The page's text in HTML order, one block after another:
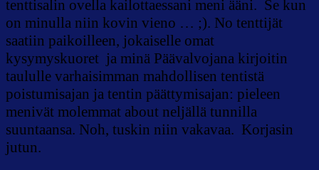
tenttisalin ovella kailottaessani meni ääni. Se kun
on minulla niin kovin vieno … ;). No tenttijät
saatiin paikoilleen, jokaiselle omat
kysymyskuoret ja minä Päävalvojana kirjoitin
taululle varhaisimman mahdollisen tentistä
poistumisajan ja tentin päättymisajan: pieleen
menivät molemmat about neljällä tunnilla
suuntaansa. Noh, tuskin niin vakavaa. Korjasin
jutun.